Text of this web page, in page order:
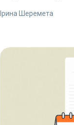
Ірина Шеремета